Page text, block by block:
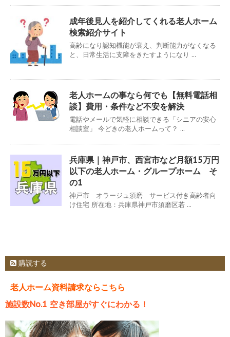
成年後見人を紹介してくれる老人ホーム
検索紹介サイト
高齢になり認知機能が衰え、判断能力がなくなる
と、日常生活に支障をきたすようになり ...
老人ホームの事なら何でも【無料電話相
談】費用・条件など不安を解決
電話やメールで気軽に相談できる「シニアの安心
相談室」 今どきの老人ホームって？ ...
兵庫県｜神戸市、西宮市など月額15万円
以下の老人ホーム・グループホーム そ
の1
神戸市 オラージュ須磨 サービス付き高齢者向
け住宅 所在地：兵庫県神戸市須磨区若 ...
購読する
老人ホーム資料請求ならこちら
施設数No.1 空き部屋がすぐにわかる！